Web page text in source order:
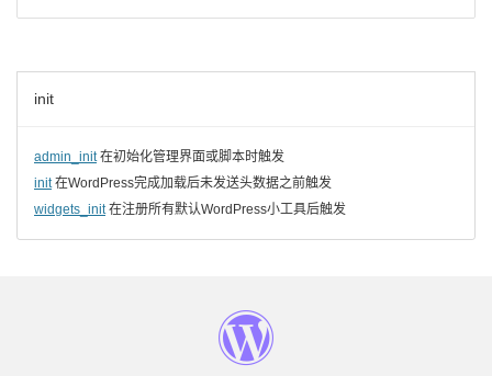
init
admin_init在初始化管理界面或脚本时触发
init在WordPress完成加载后未发送头数据之前触发
widgets_init在注册所有默认WordPress小工具后触发